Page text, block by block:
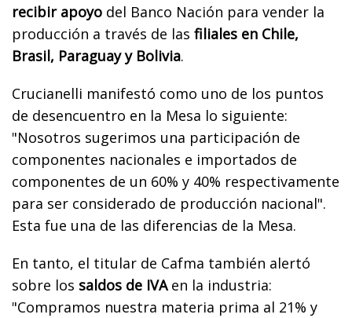
recibir apoyo del Banco Nación para vender la
producción a través de las filiales en Chile,
Brasil, Paraguay y Bolivia.
Crucianelli manifestó como uno de los puntos
de desencuentro en la Mesa lo siguiente:
"Nosotros sugerimos una participación de
componentes nacionales e importados de
componentes de un 60% y 40% respectivamente
para ser considerado de producción nacional".
Esta fue una de las diferencias de la Mesa.
En tanto, el titular de Cafma también alertó
sobre los saldos de IVAen la industria:
"Compramos nuestra materia prima al 21% y